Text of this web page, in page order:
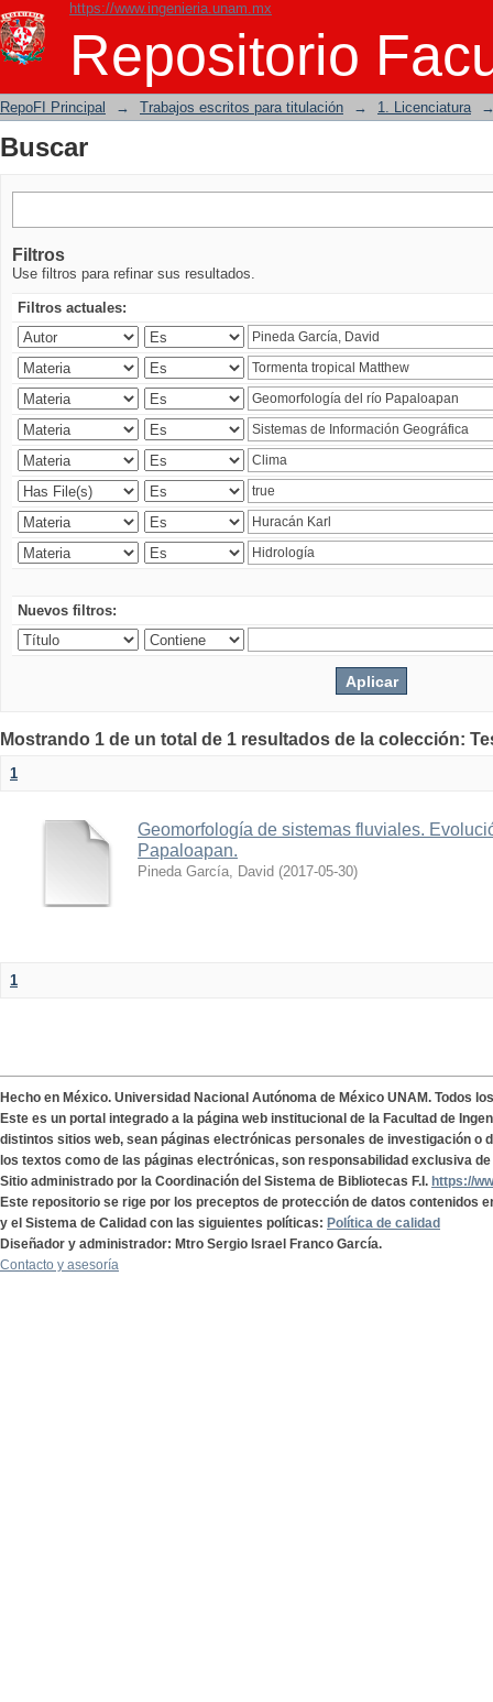
https://www.ingenieria.unam.mx
Repositorio
Buscar
RepoFI Principal → Trabajos escritos para titulación → 1. Licenciatura
Buscar
Filtros
Use filtros para refinar sus resultados.
Filtros actuales:
Nuevos filtros:
Mostrando 1 de un total de 1 resultados de la colección:
1
Geomorfología de sistemas fluviales.
Papaloapan.
Pineda García, David (2017-05-30)
1
Hecho en México. Universidad Nacional Autónoma de México UNAM. Todos
Este es un portal integrado a la página web institucional de la Facultad de
distintos sitios web, sean páginas electrónicas personales de investigación o
los textos como de las páginas electrónicas, son responsabilidad exclusiva
Sitio administrado por la Coordinación del Sistema de Bibliotecas F.I. https://
Este repositorio se rige por los preceptos de protección de datos contenidos
y el Sistema de Calidad con las siguientes políticas: Política de calidad
Diseñador y administrador: Mtro Sergio Israel Franco García.
Contacto y asesoría